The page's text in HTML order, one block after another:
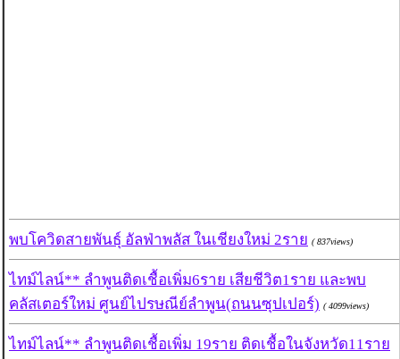
พบโควิดสายพันธุ์ อัลฟ่าพลัส ในเชียงใหม่ 2ราย ( 837views)
ไทม์ไลน์** ลำพูนติดเชื้อเพิ่ม6ราย เสียชีวิต1ราย และพบ
คลัสเตอร์ใหม่ ศูนย์ไปรษณีย์ลำพูน(ถนนซุปเปอร์) ( 4099views)
ไทม์ไลน์** ลำพูนติดเชื้อเพิ่ม 19ราย ติดเชื้อในจังหวัด11ราย